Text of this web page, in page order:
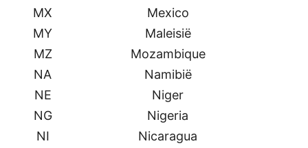
MX
Mexico
MY
Maleisië
MZ
Mozambique
NA
Namibië
NE
Niger
NG
Nigeria
NI
Nicaragua